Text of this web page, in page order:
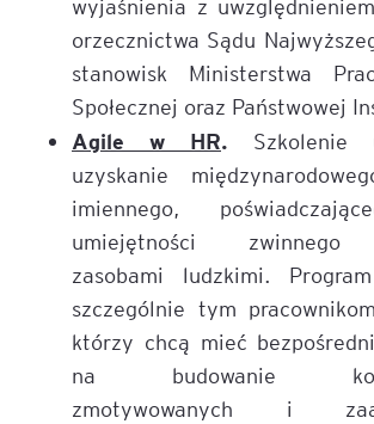
wyjaśnienia z
orzecznictwa Sądu
stanowisk Ministerstwa
Społecznej oraz Państwowej
Agile w HR. Szkolenie
uzyskanie
imiennego,
umiejętności zwinnego
zasobami ludzkimi.
szczególnie tym
którzy chcą mieć
na budowanie
zmotywowanych i